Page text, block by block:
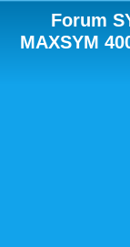
Forum
MAXSYM